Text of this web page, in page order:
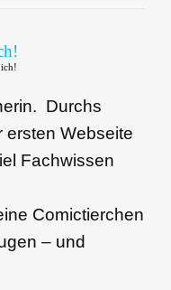
Durchs
ersten Webseite
Fachwissen
Comictierchen
– und